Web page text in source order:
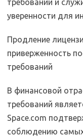
требований и
уверенности для
Продление
приверженность
требований
В финансовой
требований
Space.com
соблюдению